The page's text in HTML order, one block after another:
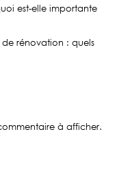
est-elle importante
rénovation : quels
à afficher.